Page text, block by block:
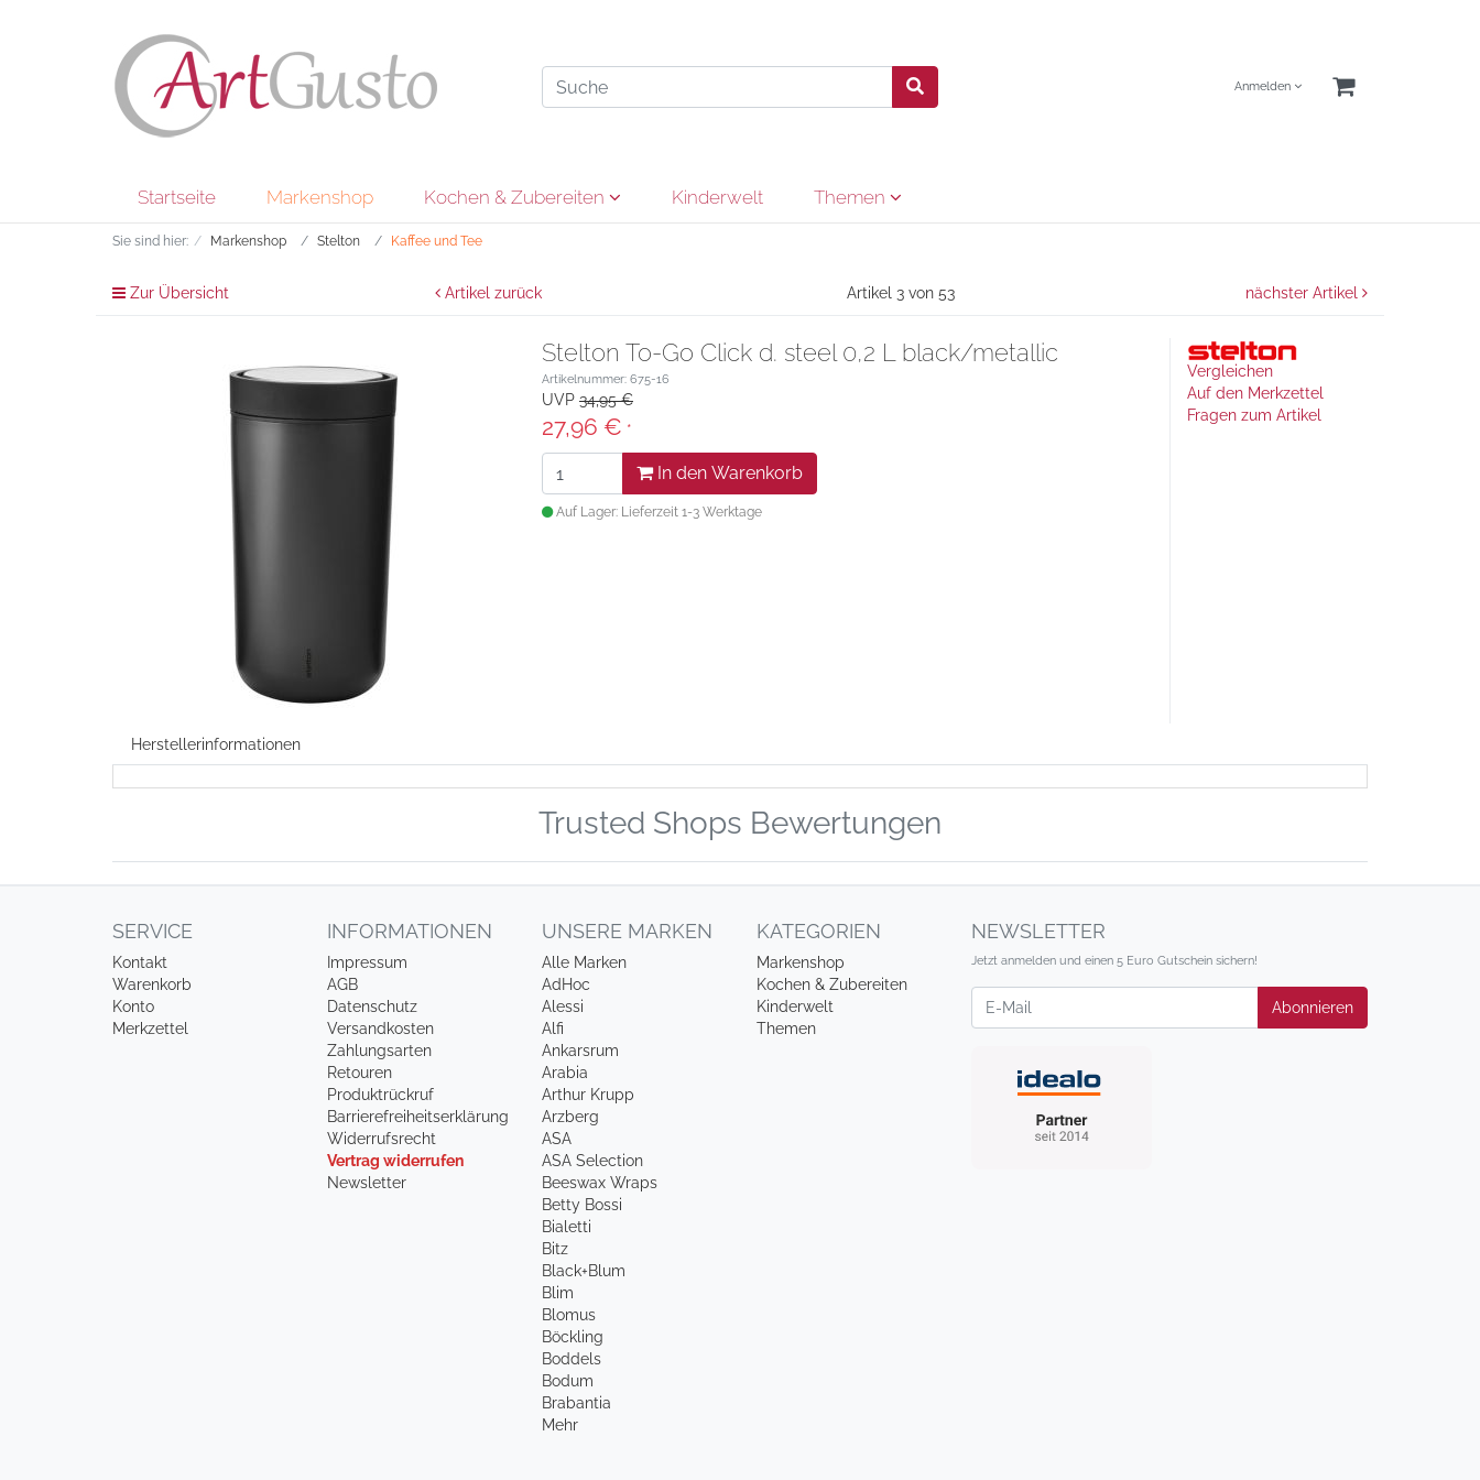
Anmelden
Startseite Markenshop Kochen & Zubereiten Kinderwelt Themen
Sie sind hier: Markenshop Stelton Kaffee und Tee
Zur Übersicht Artikel zurück Artikel 3 von 53 nächster Artikel
Stelton To-Go Click d. steel 0,2 L black/metallic
Artikelnummer: 675-16
UVP 34,95 €
27,96 € *
In den Warenkorb
Auf Lager: Lieferzeit 1-3 Werktage
Vergleichen
Auf den Merkzettel
Fragen zum Artikel
Herstellerinformationen
Trusted Shops Bewertungen
SERVICE
Kontakt
Warenkorb
Konto
Merkzettel
INFORMATIONEN
Impressum
AGB
Datenschutz
Versandkosten
Zahlungsarten
Retouren
Produktrückruf
Barrierefreiheitserklärung
Widerrufsrecht
Vertrag widerrufen
Newsletter
UNSERE MARKEN
Alle Marken
AdHoc
Alessi
Alfi
Ankarsrum
Arabia
Arthur Krupp
Arzberg
ASA
ASA Selection
Beeswax Wraps
Betty Bossi
Bialetti
Bitz
Black+Blum
Blim
Blomus
Böckling
Boddels
Bodum
Brabantia
Mehr
KATEGORIEN
Markenshop
Kochen & Zubereiten
Kinderwelt
Themen
NEWSLETTER
Jetzt anmelden und einen 5 Euro Gutschein sichern!
Newsletter
Abonnieren